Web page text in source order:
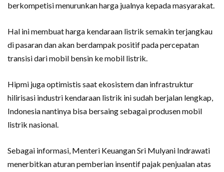
berkompetisi menurunkan harga jualnya kepada masyarakat.
Hal ini membuat harga kendaraan listrik semakin terjangkau
di pasaran dan akan berdampak positif pada percepatan
transisi dari mobil bensin ke mobil listrik.
Hipmi juga optimistis saat ekosistem dan infrastruktur
hilirisasi industri kendaraan listrik ini sudah berjalan lengkap,
Indonesia nantinya bisa bersaing sebagai produsen mobil
listrik nasional.
Sebagai informasi, Menteri Keuangan Sri Mulyani Indrawati
menerbitkan aturan pemberian insentif pajak penjualan atas